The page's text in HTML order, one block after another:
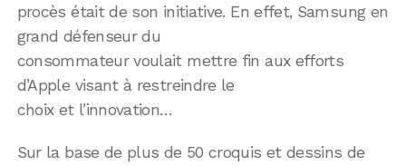
procès était de son initiative. En effet, Samsung en
grand défenseur du
consommateur voulait mettre fin aux efforts
d’Apple visant à restreindre le
choix et l’innovation…
Sur la base de plus de 50 croquis et dessins de